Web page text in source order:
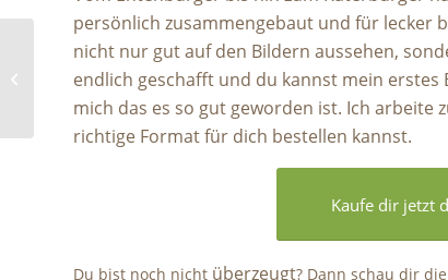
persönlich zusammengebaut und für lecker
nicht nur gut auf den Bildern aussehen,
endlich geschafft und du kannst mein erstes
mich das es so gut geworden ist. Ich arbeite
richtige Format für dich bestellen kannst.
Kaufe dir jetzt
Du bist noch nicht überzeugt? Dann schau dir
Brötchen